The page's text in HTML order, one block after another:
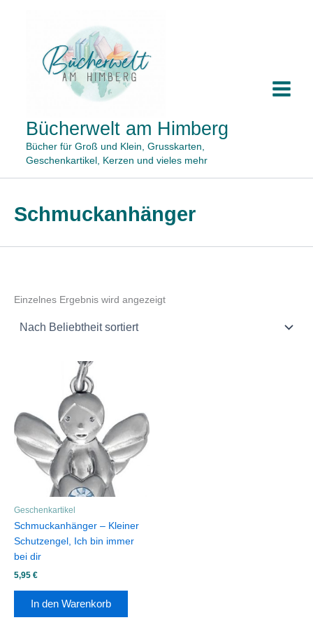
Bücherwelt am Himberg
Bücher für Groß und Klein, Grusskarten,
Geschenkartikel, Kerzen und vieles mehr
Schmuckanhänger
Einzelnes Ergebnis wird angezeigt
Geschenkartikel
Schmuckanhänger – Kleiner
Schutzengel, Ich bin immer
bei dir
5,95 €
In den Warenkorb